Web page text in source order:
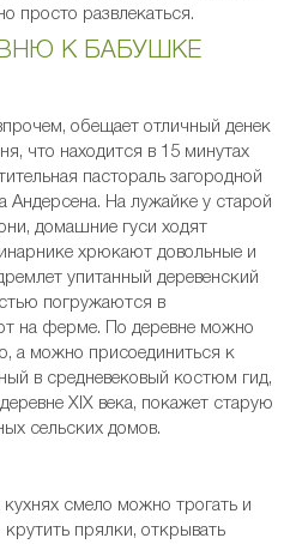
просто развлекаться.
К БАБУШКЕ
обещает отличный денек
что находится в 15 минутах
пастораль загородной
Андерсена. На лужайке у старой
домашние гуси ходят
хрюкают довольные и
упитанный деревенский
погружаются в
на ферме. По деревне можно
а можно присоединиться к
в средневековый костюм гид,
XIX века, покажет старую
сельских домов.
смело можно трогать и
прялки, открывать